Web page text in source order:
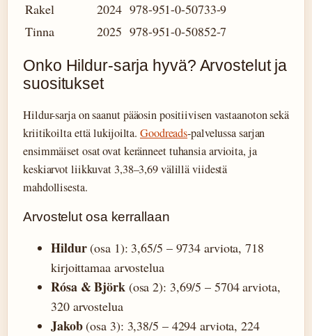
Rakel
2024 978-951-0-50733-9
Tinna
2025 978-951-0-50852-7
Onko Hildur-sarja hyvä? Arvostelut ja
suositukset
Hildur-sarja on saanut pääosin positiivisen vastaanoton sekä
kriitikoilta että lukijoilta. Goodreads-palvelussa sarjan
ensimmäiset osat ovat keränneet tuhansia arvioita, ja
keskiarvot liikkuvat 3,38–3,69 välillä viidestä
mahdollisesta.
Arvostelut osa kerrallaan
Hildur(osa 1): 3,65/5 – 9734 arviota, 718
kirjoittamaa arvostelua
Rósa & Björk(osa 2): 3,69/5 – 5704 arviota,
320 arvostelua
Jakob(osa 3): 3,38/5 – 4294 arviota, 224